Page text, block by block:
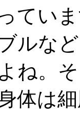
てい
ルな
ね。
体は